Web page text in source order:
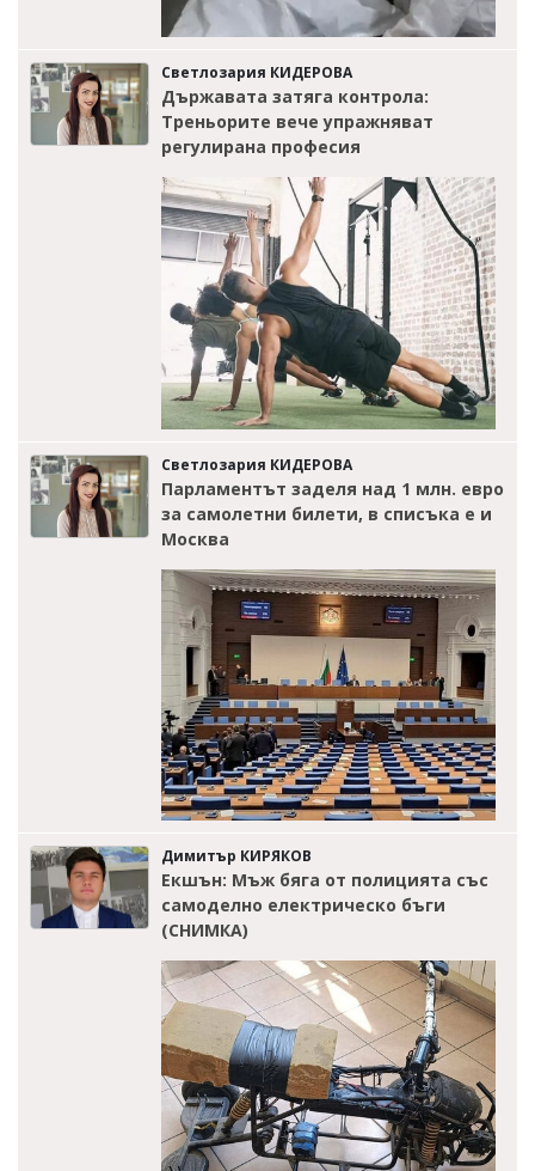
Светлозария КИДЕРОВА
Държавата затяга контрола:
Треньорите вече упражняват
регулирана професия
Светлозария КИДЕРОВА
Парламентът заделя над 1 млн. евро
за самолетни билети, в списъка е и
Москва
Димитър КИРЯКОВ
Екшън: Мъж бяга от полицията със
самоделно електрическо бъги
(СНИМКА)